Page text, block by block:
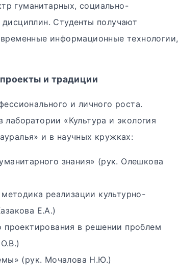
гуманитарных, социально-
Студенты получают
информационные технологии,
и традиции
и личного роста.
«Культура и экология
и в научных кружках:
знания» (рук. Олешкова
реализации культурно-
Е.А.)
проектирования в решении проблем
(рук. Мочалова Н.Ю.)